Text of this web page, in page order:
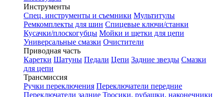
Инструменты
Спец. инструменты и съемники Мультитулы
Ремкомплекты для шин Спицевые ключи/станки
Кусачки/плоскогубцы Мойки и щетки для цепи
Универсальные смазки Очистители
Приводная часть
Каретки Шатуны Педали Цепи Задние звезды Смазки
для цепи
Трансмиссия
Ручки переключения Переключатели передние
Переключатели задние Тросики, рубашки, наконечники